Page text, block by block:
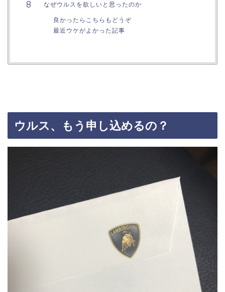
なぜウルスを欲しいと思ったのか
良かったらこちらもどうぞ
最近ウケがよかった記事
ウルス、もう申し込めるの？